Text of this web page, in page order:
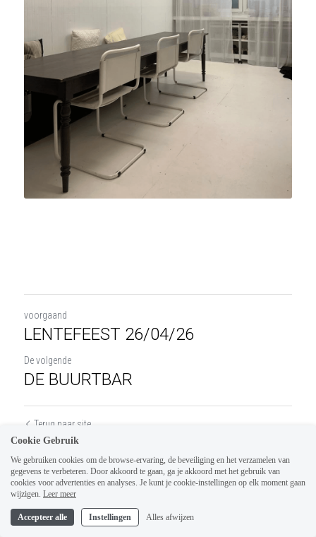
voorgaand
LENTEFEEST 26/04/26
De volgende
DE BUURTBAR
Terug naar site
Cookie Gebruik
We gebruiken cookies om de browse-ervaring, de beveiliging en het verzamelen van
gegevens te verbeteren. Door akkoord te gaan, ga je akkoord met het gebruik van
cookies voor advertenties en analyses. Je kunt je cookie-instellingen op elk moment gaan
wijzigen. Leer meer
Accepteer alle Instellingen Alles afwijzen